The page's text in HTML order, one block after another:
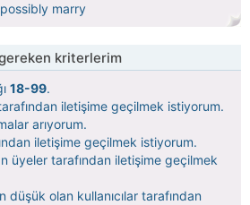
marry
kriterlerim
18-99.
iletişime geçilmek istiyorum.
arıyorum.
iletişime geçilmek istiyorum.
üyeler tarafından iletişime geçilmek
olan kullanıcılar tarafından